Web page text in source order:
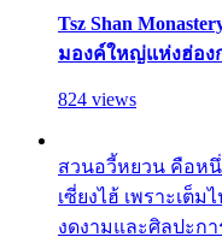
Tsz Shan
มองค์ใหญ่แห่งฮ่อง
824 views
สวนอวี้หยวน คือห
เซี่ยงไฮ้ เพราะเต็
งดงามและศิลปะก